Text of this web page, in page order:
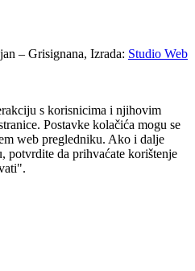
– Grisignana, Izrada: Studio Web
s korisnicima i njihovim
Postavke kolačića mogu se
web pregledniku. Ako i dalje
potvrdite da prihvaćate korištenje